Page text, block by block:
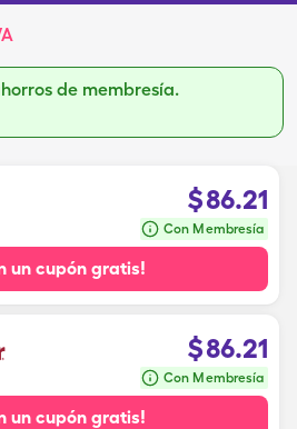
de membresía.
$86.21
Con Membresía
un cupón gratis!
$86.21
Con Membresía
un cupón gratis!